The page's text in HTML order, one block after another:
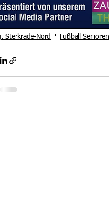
Sterkrade-Nord Fußball Senioren